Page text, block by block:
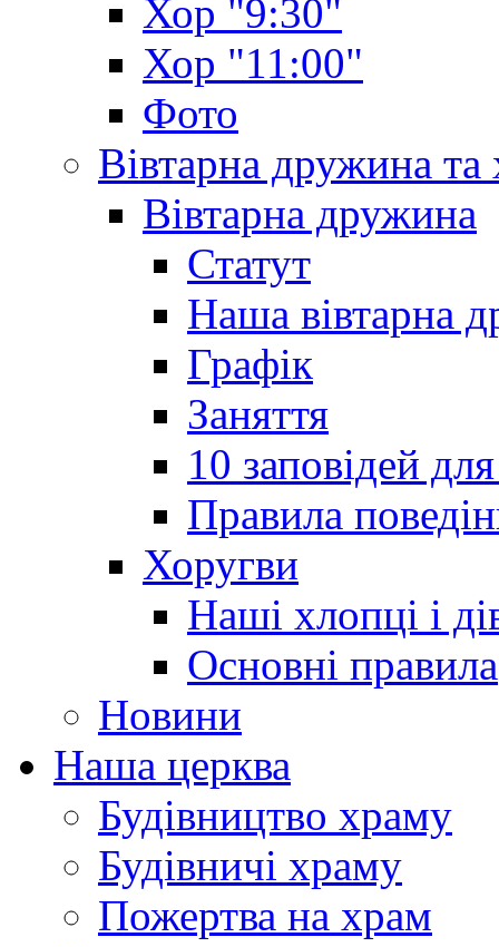
Хор "9:30"
Хор "11:00"
Фото
Вівтарна дружина та
Вівтарна дружина
Статут
Наша вівтарна
Графік
Заняття
10 заповідей
Правила
Хоругви
Наші хлопці і
Основні правила
Новини
Наша церква
Будівництво храму
Будівничі храму
Пожертва на храм